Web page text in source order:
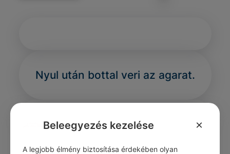
Nyul után bottal veri az agarat.
Beleegyezés kezelése ×
A legjobb élmény biztosítása érdekében olyan